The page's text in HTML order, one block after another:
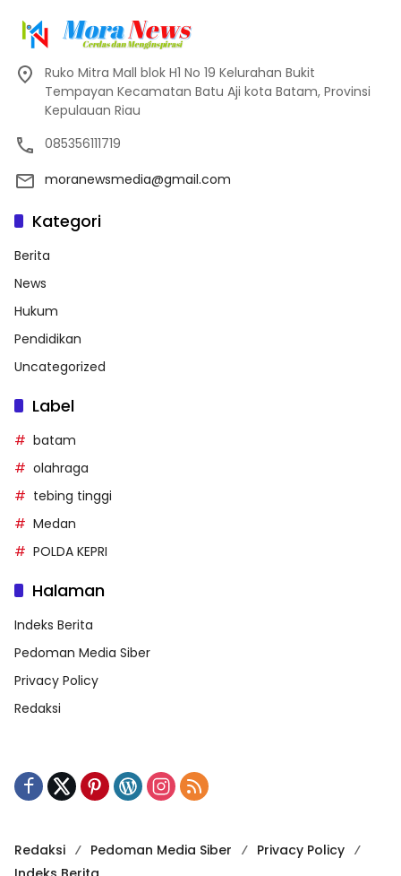
Ruko Mitra Mall blok H1 No 19 Kelurahan Bukit
Tempayan Kecamatan Batu Aji kota Batam, Provinsi
Kepulauan Riau
085356111719
moranewsmedia@gmail.com
Kategori
Berita
News
Hukum
Pendidikan
Uncategorized
Label
batam
olahraga
tebing tinggi
Medan
POLDA KEPRI
Halaman
Indeks Berita
Pedoman Media Siber
Privacy Policy
Redaksi
Redaksi Pedoman Media Siber
Privacy Policy